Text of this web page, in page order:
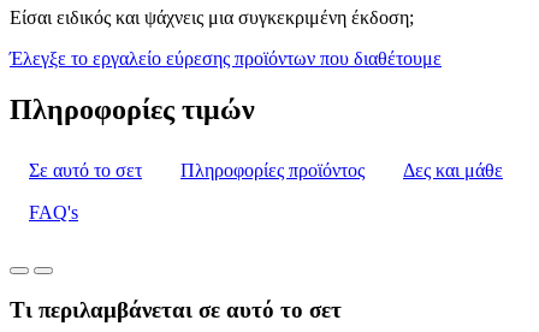
Είσαι ειδικός και ψάχνεις μια συγκεκριμένη έκδοση;
Έλεγξε το εργαλείο εύρεσης προϊόντων που διαθέτουμε
Πληροφορίες τιμών
Σε αυτό το σετ Πληροφορίες προϊόντος Δες και μάθε
FAQ's
Τι περιλαμβάνεται σε αυτό το σετ